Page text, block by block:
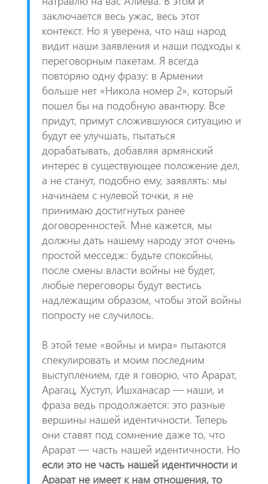
заключается весь ужас, весь этот
контекст. Но я уверена, что наш народ
видит наши заявления и наши подходы к
переговорным пакетам. Я всегда
повторяю одну фразу: в Армении
больше нет «Никола номер 2», который
пошел бы на подобную авантюру. Все
придут, примут сложившуюся ситуацию и
будут ее улучшать, пытаться
дорабатывать, добавляя армянский
интерес в существующее положение дел,
а не станут, подобно ему, заявлять: мы
начинаем с нулевой точки, я не
принимаю достигнутых ранее
договоренностей. Мне кажется, мы
должны дать нашему народу этот очень
простой месседж: будьте спокойны,
после смены власти войны не будет,
любые переговоры будут вестись
надлежащим образом, чтобы этой войны
попросту не случилось.
В этой теме «войны и мира» пытаются
спекулировать и моим последним
выступлением, где я говорю, что Арарат,
Арагац, Хуступ, Ишханасар — наши, и
фраза ведь продолжается: это разные
вершины нашей идентичности. Теперь
они ставят под сомнение даже то, что
Арарат — часть нашей идентичности. Но
если это не часть нашей идентичности и
Арарат не имеет к нам отношения, то